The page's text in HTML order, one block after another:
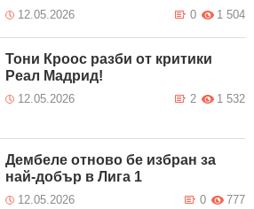
12.05.2026 1 504
0
Тони Кроос разби от критики
Реал Мадрид!
12.05.2026 1 532
2
Дембеле отново бе избран за
най-добър в Лига 1
12.05.2026 777
0